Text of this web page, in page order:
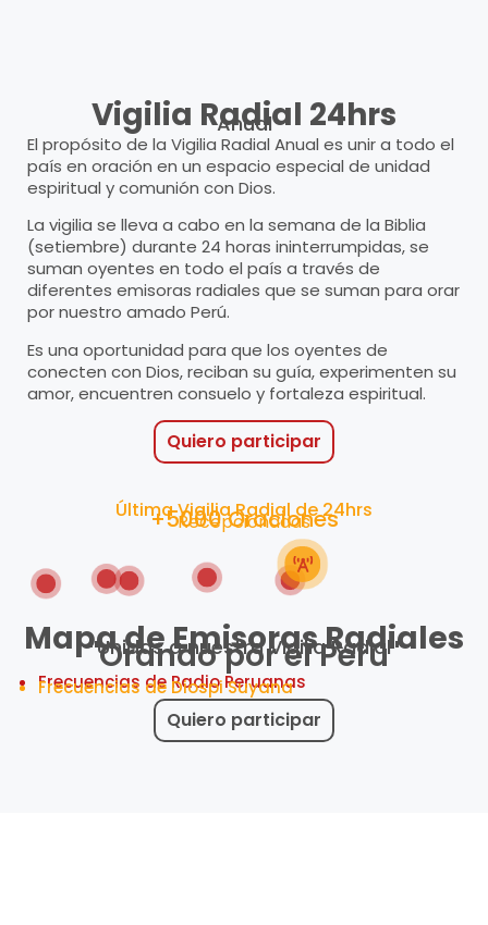
Vigilia Radial 24hrs
Anual
El propósito de la Vigilia Radial Anual es unir a todo el
país en oración en un espacio especial de unidad
espiritual y comunión con Dios.
La vigilia se lleva a cabo en la semana de la Biblia
(setiembre) durante 24 horas ininterrumpidas, se
suman oyentes en todo el país a través de
diferentes emisoras radiales que se suman para orar
por nuestro amado Perú.
Es una oportunidad para que los oyentes de
conecten con Dios, reciban su guía, experimenten su
amor, encuentren consuelo y fortaleza espiritual.
Quiero participar
Última Vigilia Radial de 24hrs
+5000 Oraciones
Recepcionadas
Mapa de Emisoras Radiales
Unidas a nuestra Vigilia Radial
"Orando por el Perú"
Frecuencias de Radio Peruanas
Frecuencias de Diospi Suyana
Quiero participar